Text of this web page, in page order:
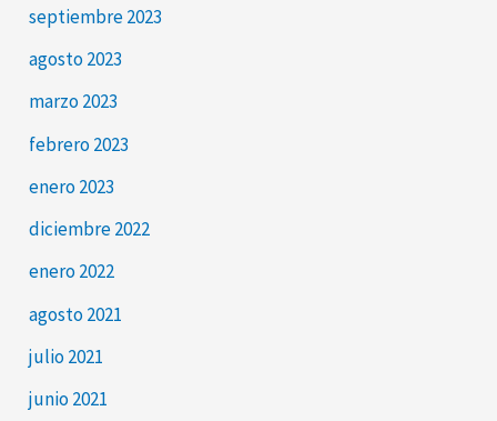
septiembre 2023
agosto 2023
marzo 2023
febrero 2023
enero 2023
diciembre 2022
enero 2022
agosto 2021
julio 2021
junio 2021